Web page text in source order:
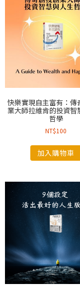
快樂實現自主富有：傳
業大師拉維肯的投資智
哲學
NT$100
加入購物車